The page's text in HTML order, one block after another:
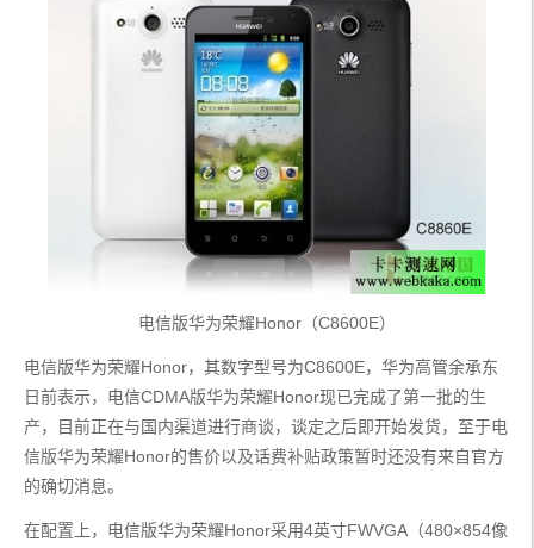
电信版华为荣耀Honor（C8600E）
电信版华为荣耀Honor，其数字型号为C8600E，华为高管余承东
日前表示，电信CDMA版华为荣耀Honor现已完成了第一批的生
产，目前正在与国内渠道进行商谈，谈定之后即开始发货，至于电
信版华为荣耀Honor的售价以及话费补贴政策暂时还没有来自官方
的确切消息。
在配置上，电信版华为荣耀Honor采用4英寸FWVGA（480×854像